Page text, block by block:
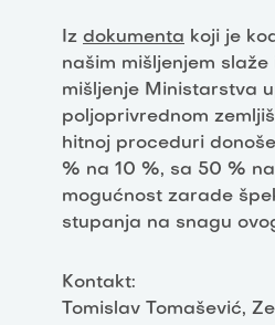
Iz dokumenta koji je
našim mišljenjem
mišljenje Ministarstva
poljoprivrednom
hitnoj proceduri
% na 10 %, sa 50 %
mogućnost zarade
stupanja na snagu
Kontakt:
Tomislav Tomašević,